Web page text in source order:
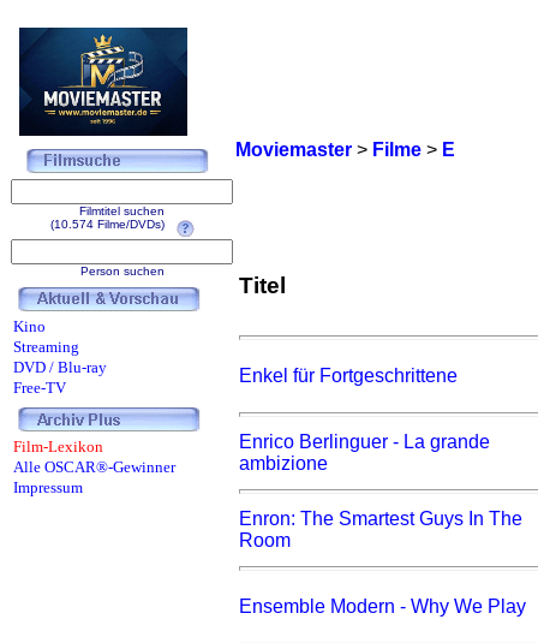
Moviemaster > Filme > E
Titel
Enkel für Fortgeschrittene
Enrico Berlinguer - La grande
ambizione
Enron: The Smartest Guys In The
Room
Ensemble Modern - Why We Play
Filmtitel suchen
(10.574 Filme/DVDs)
Person suchen
Kino
Streaming
DVD / Blu-ray
Free-TV
Film-Lexikon
Alle OSCAR®-Gewinner
Impressum